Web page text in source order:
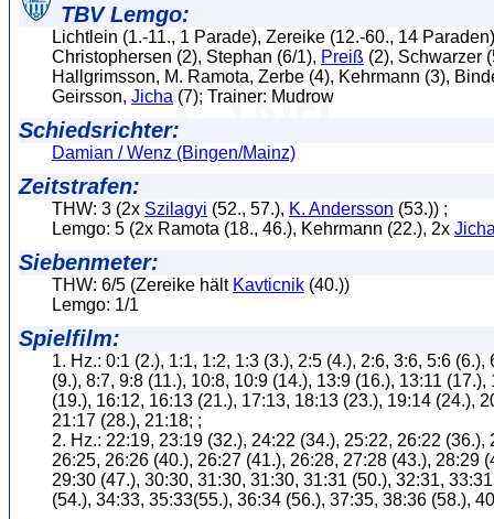
TBV Lemgo:
Lichtlein (1.-11., 1 Parade), Zereike (12.-60., 14
Christophersen (2), Stephan (6/1), Preiß (2), Schwarzer
Hallgrimsson, M. Ramota, Zerbe (4), Kehrmann (3),
Geirsson, Jicha (7); Trainer: Mudrow
Schiedsrichter:
Damian / Wenz (Bingen/Mainz)
Zeitstrafen:
THW: 3 (2x Szilagyi (52., 57.), K. Andersson (53.)) ;
Lemgo: 5 (2x Ramota (18., 46.), Kehrmann (22.), 2x
Siebenmeter:
THW: 6/5 (Zereike hält Kavticnik (40.))
Lemgo: 1/1
Spielfilm:
1. Hz.: 0:1 (2.), 1:1, 1:2, 1:3 (3.), 2:5 (4.), 2:6, 3:6, 5:6 (6.),
(9.), 8:7, 9:8 (11.), 10:8, 10:9 (14.), 13:9 (16.), 13:11 (17.),
(19.), 16:12, 16:13 (21.), 17:13, 18:13 (23.), 19:14 (24.),
21:17 (28.), 21:18; ;
2. Hz.: 22:19, 23:19 (32.), 24:22 (34.), 25:22, 26:22 (36.),
26:25, 26:26 (40.), 26:27 (41.), 26:28, 27:28 (43.), 28:29
29:30 (47.), 30:30, 31:30, 31:30, 31:31 (50.), 32:31,
(54.), 34:33, 35:33(55.), 36:34 (56.), 37:35, 38:36 (58.),